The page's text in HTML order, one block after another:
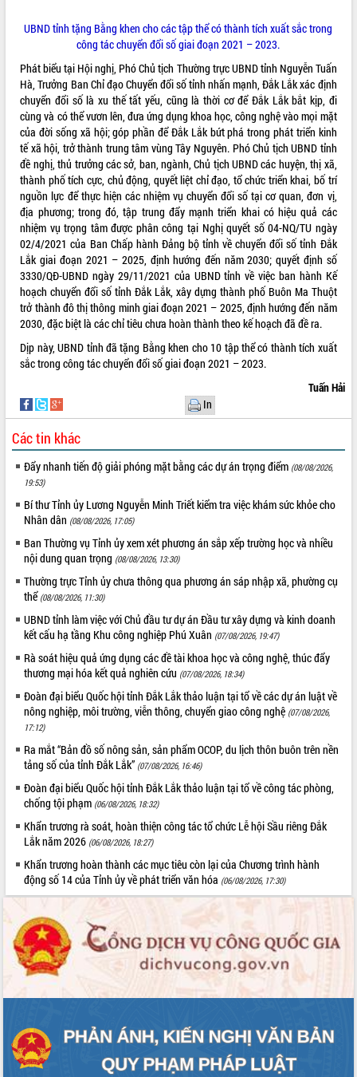
UBND tỉnh tặng Bằng khen cho các tập thể có thành tích xuất sắc trong
công tác chuyển đổi số giai đoạn 2021 – 2023.
Phát biểu tại Hội nghị, Phó Chủ tịch Thường trực UBND tỉnh Nguyễn Tuấn
Hà, Trưởng Ban Chỉ đạo Chuyển đổi số tỉnh nhấn mạnh, Đắk Lắk xác định
chuyển đổi số là xu thế tất yếu, cũng là thời cơ để Đắk Lắk bắt kịp, đi
cùng và có thể vươn lên, đưa ứng dụng khoa học, công nghệ vào mọi mặt
của đời sống xã hội; góp phần để Đắk Lắk bứt phá trong phát triển kinh
tế xã hội, trở thành trung tâm vùng Tây Nguyên. Phó Chủ tịch UBND tỉnh
đề nghị, thủ trưởng các sở, ban, ngành, Chủ tịch UBND các huyện, thị xã,
thành phố tích cực, chủ động, quyết liệt chỉ đạo, tổ chức triển khai, bố trí
nguồn lực để thực hiện các nhiệm vụ chuyển đổi số tại cơ quan, đơn vị,
địa phương; trong đó, tập trung đẩy mạnh triển khai có hiệu quả các
nhiệm vụ trọng tâm được phân công tại Nghị quyết số 04-NQ/TU ngày
02/4/2021 của Ban Chấp hành Đảng bộ tỉnh về chuyển đổi số tỉnh Đắk
Lắk giai đoạn 2021 – 2025, định hướng đến năm 2030; quyết định số
3330/QĐ-UBND ngày 29/11/2021 của UBND tỉnh về việc ban hành Kế
hoạch chuyển đổi số tỉnh Đắk Lắk, xây dựng thành phố Buôn Ma Thuột
trở thành đô thị thông minh giai đoạn 2021 – 2025, định hướng đến năm
2030, đặc biệt là các chỉ tiêu chưa hoàn thành theo kế hoạch đã đề ra.
Dịp này, UBND tỉnh đã tặng Bằng khen cho 10 tập thể có thành tích xuất
sắc trong công tác chuyển đổi số giai đoạn 2021 – 2023.
Tuấn Hải
In
Các tin khác
Đẩy nhanh tiến độ giải phóng mặt bằng các dự án trọng điểm (08/08/2026,
19:53)
Bí thư Tỉnh ủy Lương Nguyễn Minh Triết kiểm tra việc khám sức khỏe cho
Nhân dân (08/08/2026, 17:05)
Ban Thường vụ Tỉnh ủy xem xét phương án sắp xếp trường học và nhiều
nội dung quan trọng (08/08/2026, 13:30)
Thường trực Tỉnh ủy chưa thông qua phương án sáp nhập xã, phường cụ
thể (08/08/2026, 11:30)
UBND tỉnh làm việc với Chủ đầu tư dự án Đầu tư xây dựng và kinh doanh
kết cấu hạ tầng Khu công nghiệp Phú Xuân (07/08/2026, 19:47)
Rà soát hiệu quả ứng dụng các đề tài khoa học và công nghệ, thúc đẩy
thương mại hóa kết quả nghiên cứu (07/08/2026, 18:34)
Đoàn đại biểu Quốc hội tỉnh Đắk Lắk thảo luận tại tổ về các dự án luật về
nông nghiệp, môi trường, viễn thông, chuyển giao công nghệ (07/08/2026,
17:12)
Ra mắt “Bản đồ số nông sản, sản phẩm OCOP, du lịch thôn buôn trên nền
tảng số của tỉnh Đắk Lắk” (07/08/2026, 16:46)
Đoàn đại biểu Quốc hội tỉnh Đắk Lắk thảo luận tại tổ về công tác phòng,
chống tội phạm (06/08/2026, 18:32)
Khẩn trương rà soát, hoàn thiện công tác tổ chức Lễ hội Sầu riêng Đắk
Lắk năm 2026 (06/08/2026, 18:27)
Khẩn trương hoàn thành các mục tiêu còn lại của Chương trình hành
động số 14 của Tỉnh ủy về phát triển văn hóa (06/08/2026, 17:30)